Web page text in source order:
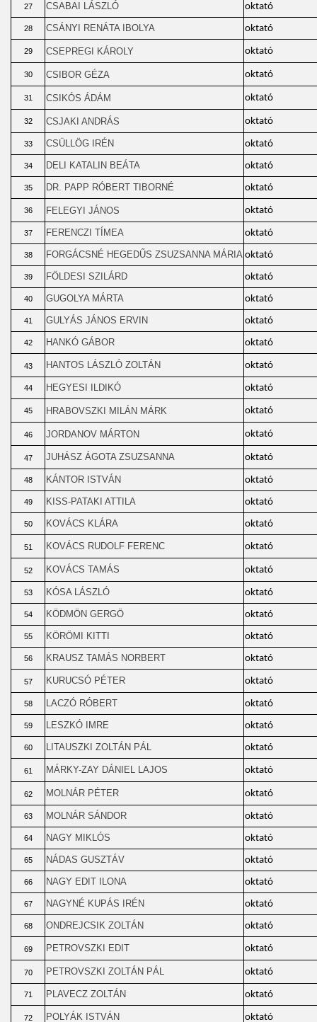
27 CSABAI LÁSZLÓ oktató
28 CSÁNYI RENÁTA IBOLYA oktató
29 CSEPREGI KÁROLY oktató
30 CSIBOR GÉZA oktató
31 CSIKÓS ÁDÁM oktató
32 CSJAKI ANDRÁS oktató
33 CSÜLLÖG IRÉN oktató
34 DELI KATALIN BEÁTA oktató
35 DR. PAPP RÓBERT TIBORNÉ oktató
36 FELEGYI JÁNOS oktató
37 FERENCZI TÍMEA oktató
38 FORGÁCSNÉ HEGEDŰS ZSUZSANNA MÁRIA oktató
39 FÖLDESI SZILÁRD oktató
40 GUGOLYA MÁRTA oktató
41 GULYÁS JÁNOS ERVIN oktató
42 HANKÓ GÁBOR oktató
43 HANTOS LÁSZLÓ ZOLTÁN oktató
44 HEGYESI ILDIKÓ oktató
45 HRABOVSZKI MILÁN MÁRK oktató
46 JORDANOV MÁRTON oktató
47 JUHÁSZ ÁGOTA ZSUZSANNA oktató
48 KÁNTOR ISTVÁN oktató
49 KISS-PATAKI ATTILA oktató
50 KOVÁCS KLÁRA oktató
51 KOVÁCS RUDOLF FERENC oktató
52 KOVÁCS TAMÁS oktató
53 KÓSA LÁSZLÓ oktató
54 KÖDMÖN GERGÖ oktató
55 KÖRÖMI KITTI oktató
56 KRAUSZ TAMÁS NORBERT oktató
57 KURUCSÓ PÉTER oktató
58 LACZÓ RÓBERT oktató
59 LESZKÓ IMRE oktató
60 LITAUSZKI ZOLTÁN PÁL oktató
61 MÁRKY-ZAY DÁNIEL LAJOS oktató
62 MOLNÁR PÉTER oktató
63 MOLNÁR SÁNDOR oktató
64 NAGY MIKLÓS oktató
65 NÁDAS GUSZTÁV oktató
66 NAGY EDIT ILONA oktató
67 NAGYNÉ KUPÁS IRÉN oktató
68 ONDREJCSIK ZOLTÁN oktató
69 PETROVSZKI EDIT oktató
70 PETROVSZKI ZOLTÁN PÁL oktató
71 PLAVECZ ZOLTÁN oktató
72 POLYÁK ISTVÁN oktató